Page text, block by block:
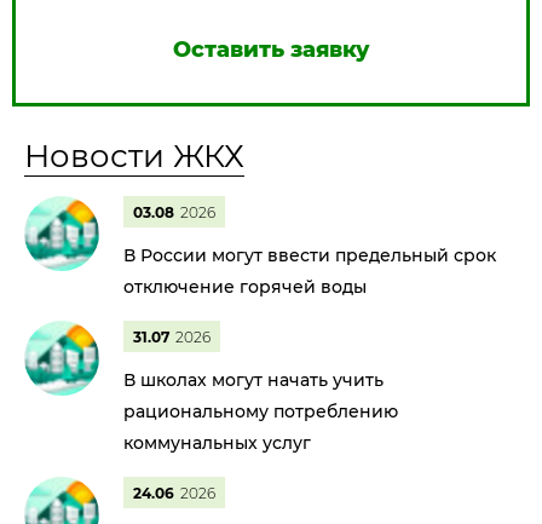
Оставить заявку
Новости ЖКХ
03.08 2026
В России могут ввести предельный срок
отключение горячей воды
31.07 2026
В школах могут начать учить
рациональному потреблению
коммунальных услуг
24.06 2026